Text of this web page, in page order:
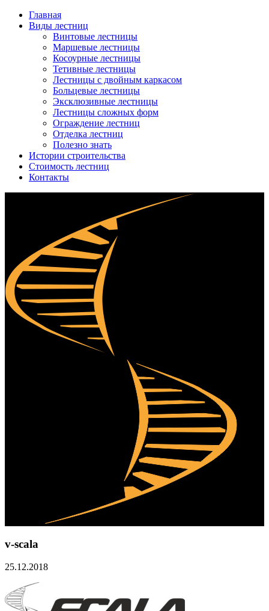
Главная
Виды лестниц
Винтовые лестницы
Маршевые лестницы
Косоурные лестницы
Тетивные лестницы
Лестницы с двойным каркасом
Больцевые лестницы
Эксклюзивные лестницы
Лестницы сложных форм
Ограждение лестниц
Отделка лестниц
Полезно знать
Истории строительства
Стоимость лестниц
Контакты
v-scala
25.12.2018